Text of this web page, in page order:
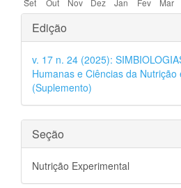
Detalhes
do
artigo
Edição
v. 17 n. 24 (2025):
Humanas e Ciências da Nutrição
(Suplemento)
Seção
Nutrição Experimental